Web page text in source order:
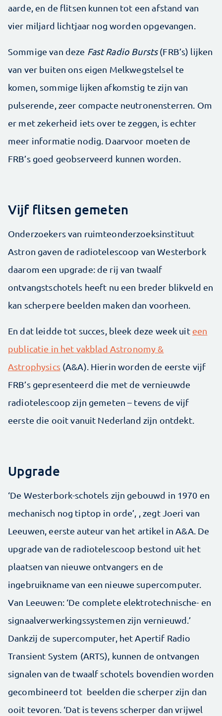
aarde, en de flitsen kunnen tot een afstand van
vier miljard lichtjaar nog worden opgevangen.
Sommige van deze Fast Radio Bursts(FRB’s) lijken
van ver buiten ons eigen Melkwegstelsel te
komen, sommige lijken afkomstig te zijn van
pulserende, zeer compacte neutronensterren. Om
er met zekerheid iets over te zeggen, is echter
meer informatie nodig. Daarvoor moeten de
FRB’s goed geobserveerd kunnen worden.
Vijf flitsen gemeten
Onderzoekers van ruimteonderzoeksinstituut
Astron gaven de radiotelescoop van Westerbork
daarom een upgrade: de rij van twaalf
ontvangstschotels heeft nu een breder blikveld en
kan scherpere beelden maken dan voorheen.
En dat leidde tot succes, bleek deze week uit een
publicatie in het vakblad Astronomy &
Astrophysics(A&A). Hierin worden de eerste vijf
FRB’s gepresenteerd die met de vernieuwde
radiotelescoop zijn gemeten – tevens de vijf
eerste die ooit vanuit Nederland zijn ontdekt.
Upgrade
‘De Westerbork-schotels zijn gebouwd in 1970 en
mechanisch nog tiptop in orde’, , zegt Joeri van
Leeuwen, eerste auteur van het artikel in A&A. De
upgrade van de radiotelescoop bestond uit het
plaatsen van nieuwe ontvangers en de
ingebruikname van een nieuwe supercomputer.
Van Leeuwen: ‘De complete elektrotechnische- en
signaalverwerkingssystemen zijn vernieuwd.’
Dankzij de supercomputer, het Apertif Radio
Transient System (ARTS), kunnen de ontvangen
signalen van de twaalf schotels bovendien worden
gecombineerd tot beelden die scherper zijn dan
ooit tevoren. ‘Dat is tevens scherper dan vrijwel